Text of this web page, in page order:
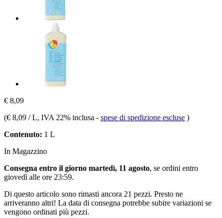
€ 8,09
(€ 8,09 / L, IVA 22% inclusa - spese di spedizione escluse )
Contenuto: 1 L
In Magazzino
Consegna entro il giorno martedì, 11 agosto, se ordini entro
giovedì alle ore 23:59.
Di questo articolo sono rimasti ancora 21 pezzi. Presto ne
arriveranno altri! La data di consegna potrebbe subire variazioni se
vengono ordinati più pezzi.